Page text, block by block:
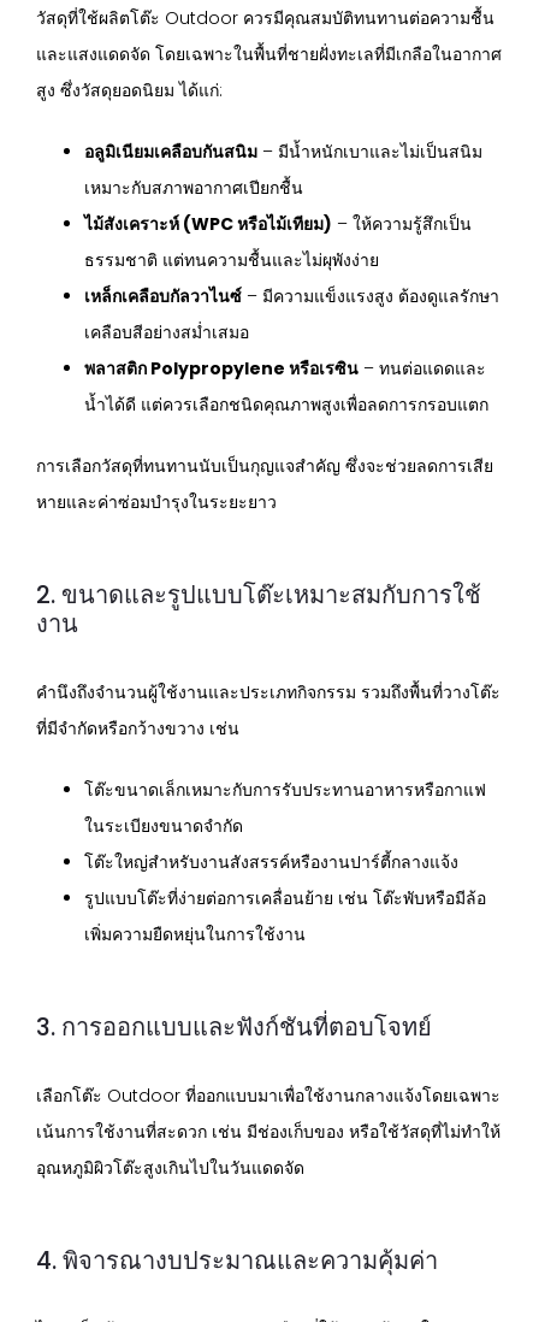
วัสดุที่ใช้ผลิตโต๊ะ Outdoor ควรมีคุณสมบัติทนทานต่อความชื้น
และแสงแดดจัด โดยเฉพาะในพื้นที่ชายฝั่งทะเลที่มีเกลือในอากาศ
สูง ซึ่งวัสดุยอดนิยม ได้แก่:
อลูมิเนียมเคลือบกันสนิม – มีน้ำหนักเบาและไม่เป็นสนิม
เหมาะกับสภาพอากาศเปียกชื้น
ไม้สังเคราะห์ (WPC หรือไม้เทียม) – ให้ความรู้สึกเป็น
ธรรมชาติ แต่ทนความชื้นและไม่ผุพังง่าย
เหล็กเคลือบกัลวาไนซ์ – มีความแข็งแรงสูง ต้องดูแลรักษา
เคลือบสีอย่างสม่ำเสมอ
พลาสติก Polypropylene หรือเรซิน – ทนต่อแดดและ
น้ำได้ดี แต่ควรเลือกชนิดคุณภาพสูงเพื่อลดการกรอบแตก
การเลือกวัสดุที่ทนทานนับเป็นกุญแจสำคัญ ซึ่งจะช่วยลดการเสีย
หายและค่าซ่อมบำรุงในระยะยาว
2. ขนาดและรูปแบบโต๊ะเหมาะสมกับการใช้
งาน
คำนึงถึงจำนวนผู้ใช้งานและประเภทกิจกรรม รวมถึงพื้นที่วางโต๊ะ
ที่มีจำกัดหรือกว้างขวาง เช่น
โต๊ะขนาดเล็กเหมาะกับการรับประทานอาหารหรือกาแฟ
ในระเบียงขนาดจำกัด
โต๊ะใหญ่สำหรับงานสังสรรค์หรืองานปาร์ตี้กลางแจ้ง
รูปแบบโต๊ะที่ง่ายต่อการเคลื่อนย้าย เช่น โต๊ะพับหรือมีล้อ
เพิ่มความยืดหยุ่นในการใช้งาน
3. การออกแบบและฟังก์ชันที่ตอบโจทย์
เลือกโต๊ะ Outdoor ที่ออกแบบมาเพื่อใช้งานกลางแจ้งโดยเฉพาะ
เน้นการใช้งานที่สะดวก เช่น มีช่องเก็บของ หรือใช้วัสดุที่ไม่ทำให้
อุณหภูมิผิวโต๊ะสูงเกินไปในวันแดดจัด
4. พิจารณางบประมาณและความคุ้มค่า